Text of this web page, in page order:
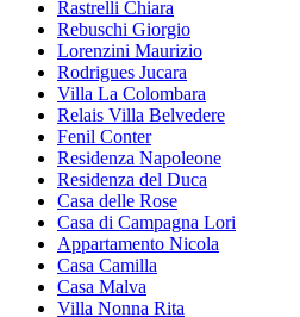
Rastrelli Chiara
Rebuschi Giorgio
Lorenzini Maurizio
Rodrigues Jucara
Villa La Colombara
Relais Villa Belvedere
Fenil Conter
Residenza Napoleone
Residenza del Duca
Casa delle Rose
Casa di Campagna Lori
Appartamento Nicola
Casa Camilla
Casa Malva
Villa Nonna Rita